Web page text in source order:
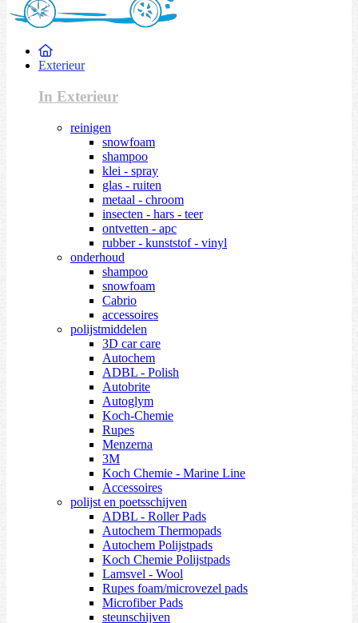
Exterieur
In Exterieur
reinigen
snowfoam
shampoo
klei - spray
glas - ruiten
metaal - chroom
insecten - hars - teer
ontvetten - apc
rubber - kunststof - vinyl
onderhoud
shampoo
snowfoam
Cabrio
accessoires
polijstmiddelen
3D car care
Autochem
ADBL - Polish
Autobrite
Autoglym
Koch-Chemie
Rupes
Menzerna
3M
Koch Chemie - Marine Line
Accessoires
polijst en poetsschijven
ADBL - Roller Pads
Autochem Thermopads
Autochem Polijstpads
Koch Chemie Polijstpads
Lamsvel - Wool
Rupes foam/microvezel pads
Microfiber Pads
steunschijven